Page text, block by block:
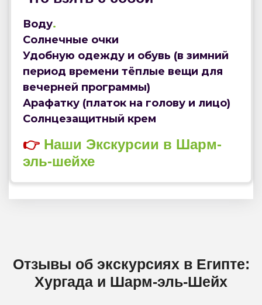
Воду.
Солнечные очки
Удобную одежду и обувь (в зимний
период времени тёплые вещи для
вечерней программы)
Арафатку (платок на голову и лицо)
Солнцезащитный крем
👉 Наши Экскурсии в Шарм-
эль-шейхе
Отзывы об экскурсиях в Египте:
Хургада и Шарм-эль-Шейх